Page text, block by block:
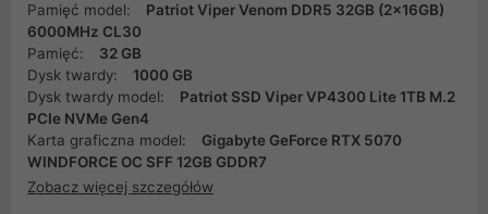
Pamięć model:
Patriot Viper Venom DDR5 32GB (2x16GB)
6000MHz CL30
Pamięć:
32 GB
Dysk twardy:
1000 GB
Dysk twardy model:
Patriot SSD Viper VP4300 Lite 1TB M.2
PCIe NVMe Gen4
Karta graficzna model:
Gigabyte GeForce RTX 5070
WINDFORCE OC SFF 12GB GDDR7
Zobacz więcej szczegółów